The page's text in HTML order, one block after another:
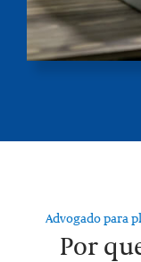
Advogado para
Por